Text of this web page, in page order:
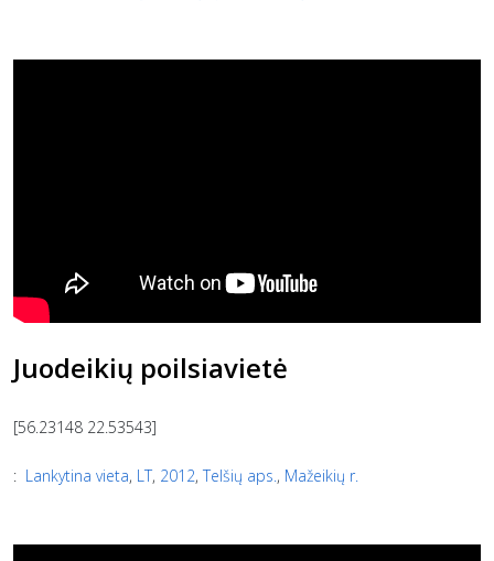
Juodeikių poilsiavietė
[56.23148 22.53543]
: Lankytina vieta, LT, 2012, Telšių aps., Mažeikių r.